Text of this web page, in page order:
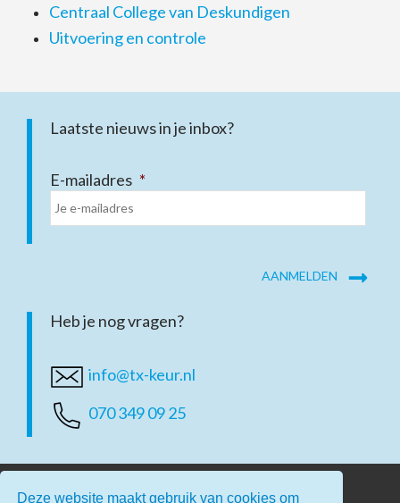
Deze website maakt gebruik van cookies om
Centraal College van Deskundigen
Uitvoering en controle
Laatste nieuws in je inbox?
E-mailadres *
Heb je nog vragen?
info@tx-keur.nl
070 349 09 25